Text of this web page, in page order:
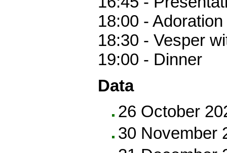
18:00 - Adoration
18:30 - Vesper
19:00 - Dinner
Data
26 October
30 November